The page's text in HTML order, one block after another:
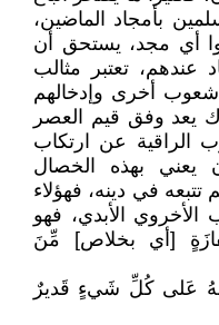
بأمجاد الماضين،
أي مجد، يستحق أن
عندهم، تعتبر مثالب
شعوب أخرى وإدخالهم
يعد وفق قيم العصر
الراقية عن ارتكاب
يعني بهذه الخصال
تتبعه في دينه، فهؤلاء
الأخروي الأبدي، فهو
[أي بخلاص] مِّنَ
عَلى كُلِّ شَيءٍ قَديرٌ